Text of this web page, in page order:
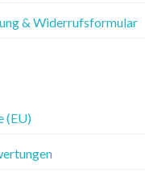
& Widerrufsformular
(EU)